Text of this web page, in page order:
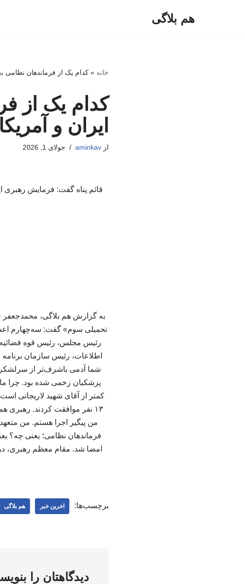
هم بلاگی
خانه »کدام یک از فرماندهان نظامی
کدام یک از
ایران و
ازaminkav جولای 1, 2026
قائم پناه گفت: فرمایش رهبری
به گزارش هم بلاگی، محمدجعفر
تحمیلی سوم» گفت: سه‌چهارم
رئیس مجلس، رئیس قوه
اطلاعات، رئیس سازمان
شما آدمی باشرف‌تر از سرلشکر
پزشکیان زخمی شده بود. چرا
۱۳ نفر موافقت کردند.
من پیگیر اجرا هستم. من
فرماندهان نظامی؛ یعنی چه؟
امضا شد. مقام معظم رهبری، در
برچسب‌ها: اخرین خبر هم بلاگی
دیدگاهتان را